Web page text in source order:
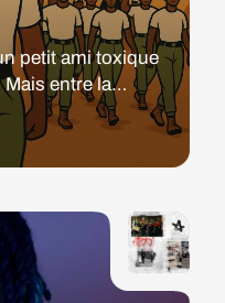
petit ami toxique
entre la
la menace
les rencontres
se pose :